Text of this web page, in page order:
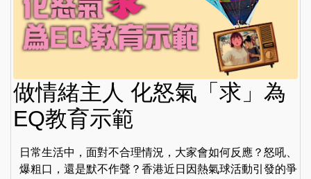
做情緒主人 化怒氣「求」為
EQ教育示範
日常生活中，面對不合理情況，大家會如何反應？怒吼、
爆粗口，還是默不作聲？香港近日因熱氣球活動引發的爭